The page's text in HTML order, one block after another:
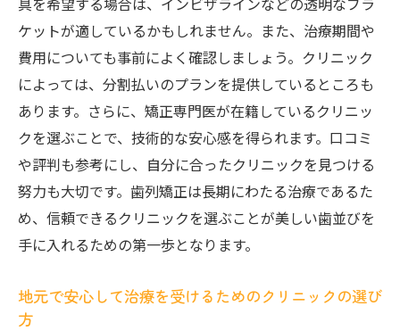
プロセス
あなたのライフスタイルに合う歯列矯正法を見
つけるヒント
ライフスタイル別の矯正法の選び方
忙しい人におすすめの短期間矯正
生活スタイルに合わせた治療スケジュール
自分に合った矯正法を選ぶポイント
東京メトロ東西線沿線で柔軟な治療を受け
る方法
ライフスタイルと美の両立を目指す矯正計
ケットが適しているかもしれません。また、治療期間や
費用についても事前によく確認しましょう。クリニック
によっては、分割払いのプランを提供しているところも
あります。さらに、矯正専門医が在籍しているクリニッ
クを選ぶことで、技術的な安心感を得られます。口コミ
や評判も参考にし、自分に合ったクリニックを見つける
努力も大切です。歯列矯正は長期にわたる治療であるた
め、信頼できるクリニックを選ぶことが美しい歯並びを
手に入れるための第一歩となります。
地元で安心して治療を受けるためのクリニックの選び
方